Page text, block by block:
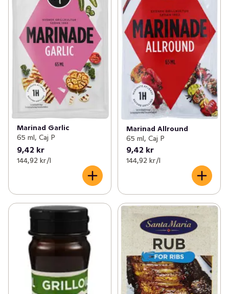
Marinad Garlic
65 ml, Caj P
9,42 kr
144,92 kr /l
Marinad Allround
65 ml, Caj P
9,42 kr
144,92 kr /l